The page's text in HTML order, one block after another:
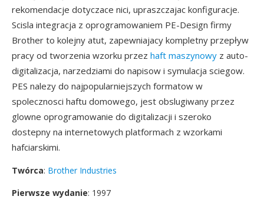
rekomendacje dotyczace nici, upraszczajac konfiguracje.
Scisla integracja z oprogramowaniem PE-Design firmy
Brother to kolejny atut, zapewniajacy kompletny przepływ
pracy od tworzenia wzorku przez haft maszynowy z auto-
digitalizacja, narzedziami do napisow i symulacja sciegow.
PES nalezy do najpopularniejszych formatow w
spolecznosci haftu domowego, jest obslugiwany przez
glowne oprogramowanie do digitalizacji i szeroko
dostepny na internetowych platformach z wzorkami
hafciarskimi.
Twórca: Brother Industries
Pierwsze wydanie: 1997